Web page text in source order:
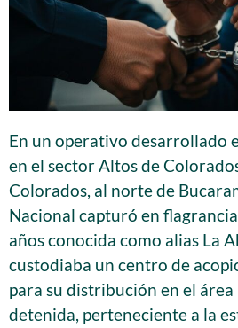
En un operativo desarrollado
en el sector Altos de
Colorados, al norte de
Nacional capturó en
años conocida como alias La
custodiaba un centro de
para su distribución en el
detenida, perteneciente a la